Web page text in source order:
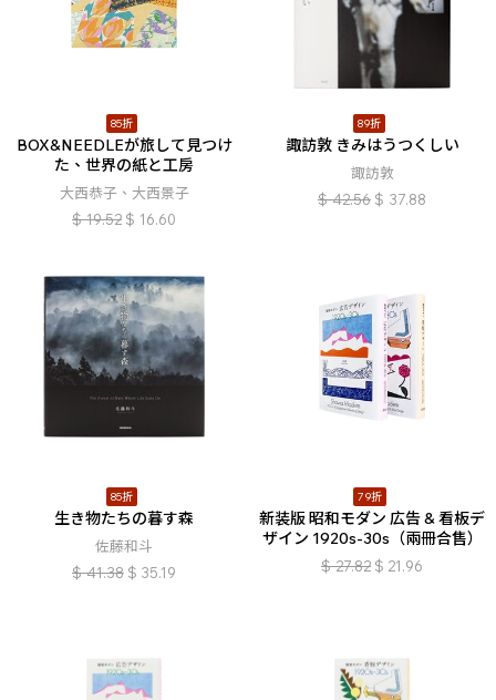
85折
BOX&NEEDLEが旅して見つけ
た、世界の紙と工房
大西恭子、大西景子
$ 19.52 $ 16.60
89折
諏訪敦 きみはうつくしい
諏訪敦
$ 42.56 $ 37.88
85折
生き物たちの暮す森
佐藤和斗
$ 41.38 $ 35.19
79折
新装版 昭和モダン 広告 & 看板デ
ザイン 1920s-30s（兩冊合售）
$ 27.82 $ 21.96